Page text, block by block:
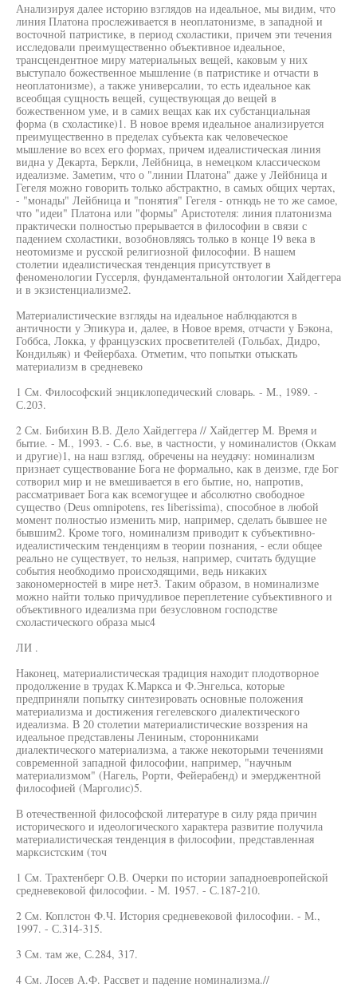
Анализируя далее историю взглядов на идеальное, мы видим, что
линия Платона прослеживается в неоплатонизме, в западной и
восточной патристике, в период схоластики, причем эти течения
исследовали преимущественно объективное идеальное,
трансцендентное миру материальных вещей, каковым у них
выступало божественное мышление (в патристике и отчасти в
неоплатонизме), а также универсалии, то есть идеальное как
всеобщая сущность вещей, существующая до вещей в
божественном уме, и в самих вещах как их субстанциальная
форма (в схоластике)1. В новое время идеальное анализируется
преимущественно в пределах субъекта как человеческое
мышление во всех его формах, причем идеалистическая линия
видна у Декарта, Беркли, Лейбница, в немецком классическом
идеализме. Заметим, что о "линии Платона" даже у Лейбница и
Гегеля можно говорить только абстрактно, в самых общих чертах,
- "монады" Лейбница и "понятия" Гегеля - отнюдь не то же самое,
что "идеи" Платона или "формы" Аристотеля: линия платонизма
практически полностью прерывается в философии в связи с
падением схоластики, возобновляясь только в конце 19 века в
неотомизме и русской религиозной философии. В нашем
столетии идеалистическая тенденция присутствует в
феноменологии Гуссерля, фундаментальной онтологии Хайдеггера
и в экзистенциализме2.
Материалистические взгляды на идеальное наблюдаются в
античности у Эпикура и, далее, в Новое время, отчасти у Бэкона,
Гоббса, Локка, у французских просветителей (Гольбах, Дидро,
Кондильяк) и Фейербаха. Отметим, что попытки отыскать
материализм в средневеко
1 См. Философский энциклопедический словарь. - М., 1989. -
С.203.
2 См. Бибихин В.В. Дело Хайдеггера // Хайдеггер М. Время и
бытие. - М., 1993. - С.6. вье, в частности, у номиналистов (Оккам
и другие)1, на наш взгляд, обречены на неудачу: номинализм
признает существование Бога не формально, как в деизме, где Бог
сотворил мир и не вмешивается в его бытие, но, напротив,
рассматривает Бога как всемогущее и абсолютно свободное
существо (Deus omnipotens, res liberissima), способное в любой
момент полностью изменить мир, например, сделать бывшее не
бывшим2. Кроме того, номинализм приводит к субъективно-
идеалистическим тенденциям в теории познания, - если общее
реально не существует, то нельзя, например, считать будущие
события необходимо происходящими, ведь никаких
закономерностей в мире нет3. Таким образом, в номинализме
можно найти только причудливое переплетение субъективного и
объективного идеализма при безусловном господстве
схоластического образа мыс4
ЛИ .
Наконец, материалистическая традиция находит плодотворное
продолжение в трудах К.Маркса и Ф.Энгельса, которые
предприняли попытку синтезировать основные положения
материализма и достижения гегелевского диалектического
идеализма. В 20 столетии материалистические воззрения на
идеальное представлены Лениным, сторонниками
диалектического материализма, а также некоторыми течениями
современной западной философии, например, "научным
материализмом" (Нагель, Рорти, Фейерабенд) и эмерджентной
философией (Марголис)5.
В отечественной философской литературе в силу ряда причин
исторического и идеологического характера развитие получила
материалистическая тенденция в философии, представленная
марксистским (точ
1 См. Трахтенберг О.В. Очерки по истории западноевропейской
средневековой философии. - М. 1957. - С.187-210.
2 См. Коплстон Ф.Ч. История средневековой философии. - М.,
1997. - С.314-315.
3 См. там же, С.284, 317.
4 См. Лосев А.Ф. Рассвет и падение номинализма.//